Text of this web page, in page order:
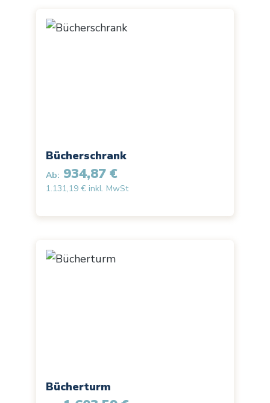
Bücherschrank
Ab: 934,87 €
1.131,19 € inkl. MwSt
Bücherturm